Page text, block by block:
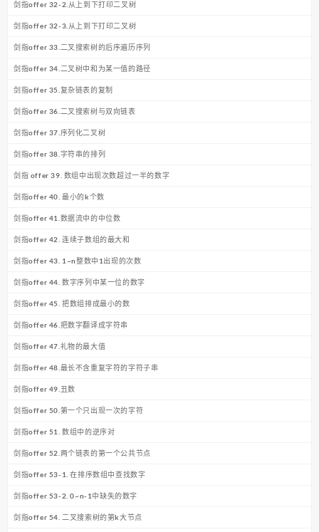
剑指offer 32-2.从上到下打印二叉树
剑指offer 32-3.从上到下打印二叉树
剑指offer 33.二叉搜索树的后序遍历序列
剑指offer 34.二叉树中和为某一值的路径
剑指offer 35.复杂链表的复制
剑指offer 36.二叉搜索树与双向链表
剑指offer 37.序列化二叉树
剑指offer 38.字符串的排列
剑指 offer 39. 数组中出现次数超过一半的数字
剑指offer 40. 最小的k个数
剑指offer 41.数据流中的中位数
剑指offer 42. 连续子数组的最大和
剑指offer 43. 1~n整数中1出现的次数
剑指offer 44. 数字序列中某一位的数字
剑指offer 45. 把数组排成最小的数
剑指offer 46.把数字翻译成字符串
剑指offer 47.礼物的最大值
剑指offer 48.最长不含重复字符的字符子串
剑指offer 49.丑数
剑指offer 50.第一个只出现一次的字符
剑指offer 51. 数组中的逆序对
剑指offer 52.两个链表的第一个公共节点
剑指offer 53-1. 在排序数组中查找数字
剑指offer 53-2. 0~n-1中缺失的数字
剑指offer 54. 二叉搜索树的第k大节点